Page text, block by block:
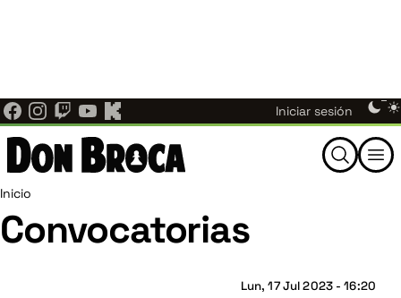
Menú
usuario
Iniciar sesión
Buscar
Ruta
de
Inicio
Convocatorias
Lun, 17 Jul 2023 - 16:20